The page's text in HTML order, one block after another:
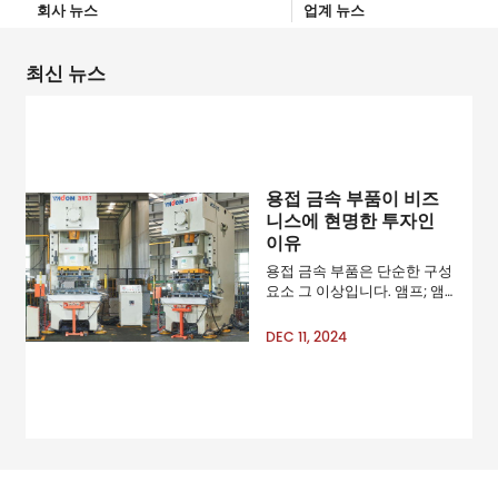
회사 뉴스 업계 뉴스
최신 뉴스
용접 금속 부품이 비즈
니스에 현명한 투자인
이유
용접 금속 부품은 단순한 구성
요소 그 이상입니다. 앰프; 앰
분야에서 안정적이고 효율적
DEC 11, 2024